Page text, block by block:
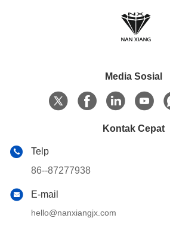
Media Sosial
Kontak Cepat
Telp
86--87277938
E-mail
hello@nanxiangjx.com